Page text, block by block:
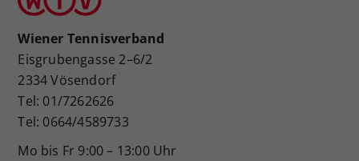
Wiener Tennisverband
Eisgrubengasse 2–6/2
2334 Vösendorf
Tel: 01/7262626
Tel: 0664/4589733
Mo bis Fr 9:00 – 13:00 Uhr